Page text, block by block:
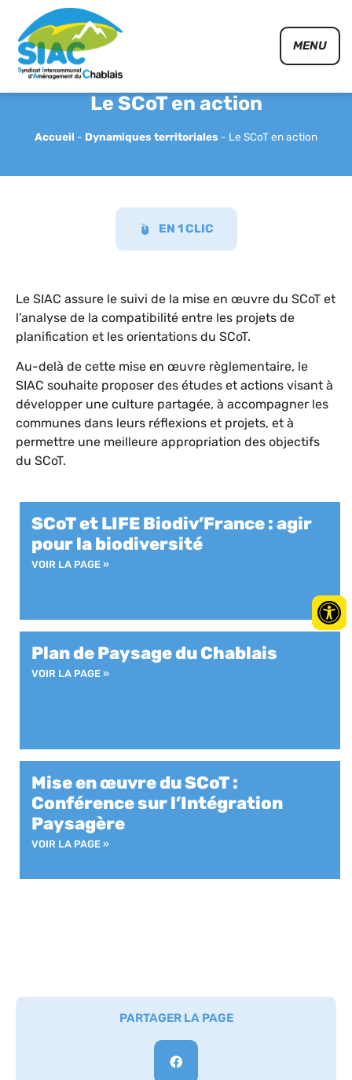
MENU
Le SCoT en action
Accueil - Dynamiques territoriales - Le SCoT en action
EN 1 CLIC
Le SIAC assure le suivi de la mise en œuvre du SCoT et
l’analyse de la compatibilité entre les projets de
planification et les orientations du SCoT.
Au-delà de cette mise en œuvre règlementaire, le
SIAC souhaite proposer des études et actions visant à
développer une culture partagée, à accompagner les
communes dans leurs réflexions et projets, et à
permettre une meilleure appropriation des objectifs
du SCoT.
SCoT et LIFE Biodiv’France : agir
pour la biodiversité
VOIR LA PAGE »
Plan de Paysage du Chablais
VOIR LA PAGE »
Mise en œuvre du SCoT :
Conférence sur l’Intégration
Paysagère
VOIR LA PAGE »
PARTAGER LA PAGE
Panneau de gestion des cookies